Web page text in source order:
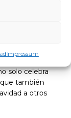
Impressum
sobrantes tras
quede sin un
solo celebra
también
a otros